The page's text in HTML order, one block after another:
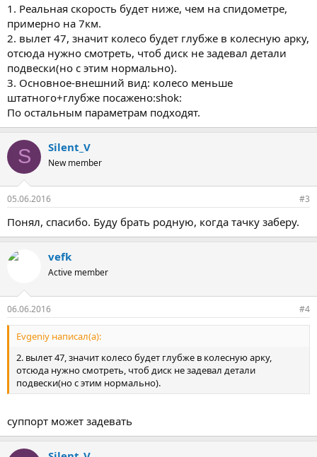
1. Реальная скорость будет ниже, чем на спидометре,
примерно на 7км.
2. вылет 47, значит колесо будет глубже в колесную арку,
отсюда нужно смотреть, чтоб диск не задевал детали
подвески(но с этим нормально).
3. Основное-внешний вид: колесо меньше
штатного+глубже посажено:shok:
По остальным параметрам подходят.
S Silent_V
New member
05.06.2016 #3
Понял, спасибо. Буду брать родную, когда тачку заберу.
vefk
Active member
06.06.2016 #4
Evgeniy написал(а):
2. вылет 47, значит колесо будет глубже в колесную арку,
отсюда нужно смотреть, чтоб диск не задевал детали
подвески(но с этим нормально).
суппорт может задевать